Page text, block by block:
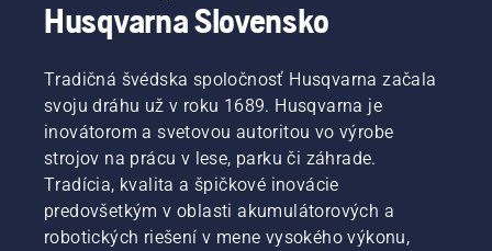
Husqvarna Slovensko
Tradičná švédska spoločnosť Husqvarna začala
svoju dráhu už v roku 1689. Husqvarna je
inovátorom a svetovou autoritou vo výrobe
strojov na prácu v lese, parku či záhrade.
Tradícia, kvalita a špičkové inovácie
predovšetkým v oblasti akumulátorových a
robotických riešení v mene vysokého výkonu,